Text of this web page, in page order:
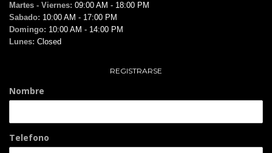
Martes - Viernes: 09:00 AM - 18:00 PM
Sabado: 10:00 AM - 17:00 PM
Domingo: 10:00 AM - 14:00 PM
Lunes: Closed
REGISTRARSE
Nombre
Telefono